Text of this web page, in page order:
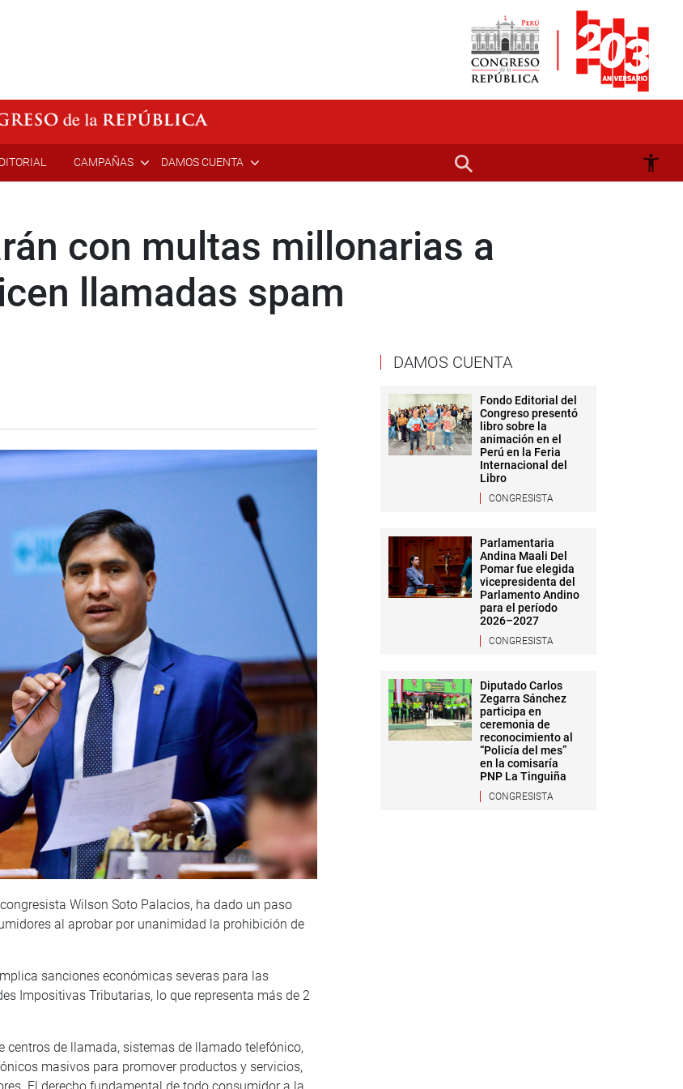
CAMPAÑAS DAMOS CUENTA
con multas millonarias a
llamadas spam
Wilson Soto Palacios, ha dado un paso
al aprobar por unanimidad la prohibición de
sanciones económicas severas para las
Impositivas Tributarias, lo que representa más de 2
centros de llamada, sistemas de llamado telefónico,
masivos para promover productos y servicios,
DAMOS CUENTA
Fondo Editorial del
Congreso presentó
libro sobre la
animación en el
Perú en la Feria
Internacional del
Libro
CONGRESISTA
Parlamentaria
Andina Maali Del
Pomar fue elegida
vicepresidenta del
Parlamento Andino
para el período
2026–2027
CONGRESISTA
Diputado Carlos
Zegarra Sánchez
participa en
ceremonia de
reconocimiento al
“Policía del mes”
en la comisaría
PNP La Tinguiña
CONGRESISTA